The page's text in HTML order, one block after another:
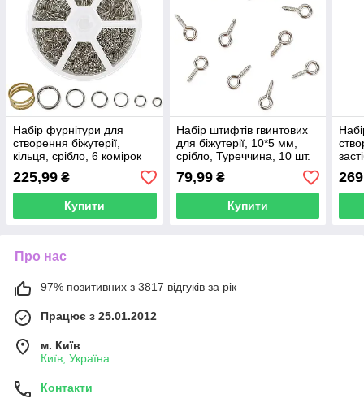
Набір фурнітури для
створення біжутерії,
кільця, срібло, 6 комірок
225,99 ₴
Купити
Набір штифтів гвинтових
для біжутерії, 10*5 мм,
срібло, Туреччина, 10 шт.
79,99₴
Купити
Про нас
97% позитивних з 3817 відгуків за рік
Працює з 25.01.2012
м. Київ
Київ, Україна
Контакти